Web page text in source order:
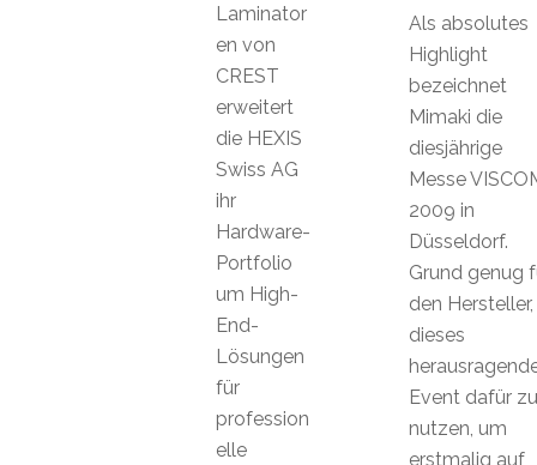
Als absolutes
Highlight
bezeichnet
Mimaki die
diesjährige
Messe
2009 in
Düsseldorf.
Grund genug
den Hersteller,
dieses
Event dafür zu
nutzen, um
erstmalig auf
Laminator
en von
CREST
erweitert
die HEXIS
Swiss AG
ihr
Hardware-
Portfolio
um High-
End-
Lösungen
für
profession
elle